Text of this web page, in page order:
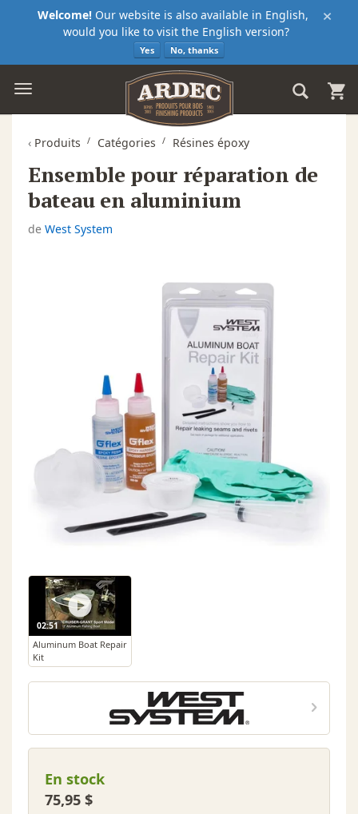
×
Welcome! Our website is also available in English,
would you like to visit the English version?
Yes No, thanks
‹ Produits Catégories Résines époxy
Ensemble pour réparation de
bateau en aluminium
de West System
02:51
Aluminum Boat Repair
Kit
En stock
75,95 $